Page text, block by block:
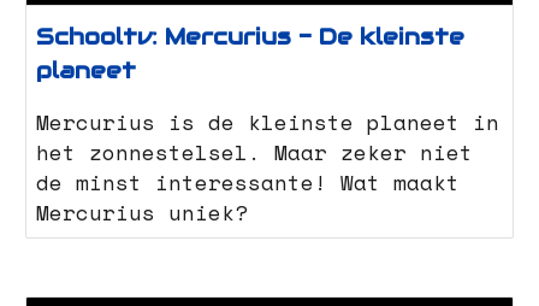
Schooltv: Mercurius - De kleinste
planeet
Mercurius is de kleinste planeet in
het zonnestelsel. Maar zeker niet
de minst interessante! Wat maakt
Mercurius uniek?